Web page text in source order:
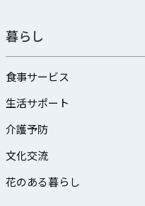
暮らし
食事サービス
生活サポート
介護予防
文化交流
花のある暮らし